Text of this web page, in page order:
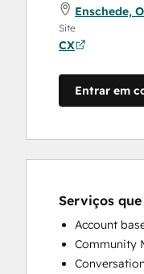
Enschede,
Site
CX
Entrar em
Serviços
Account
Community